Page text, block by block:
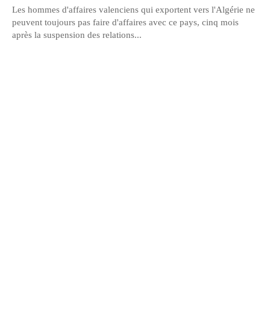
Les hommes d'affaires valenciens qui exportent vers l'Algérie ne
peuvent toujours pas faire d'affaires avec ce pays, cinq mois
après la suspension des relations...